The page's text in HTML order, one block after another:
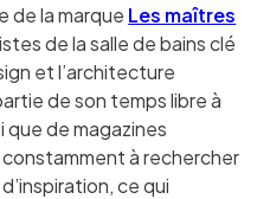
de la marque Les maîtres
de la salle de bains clé
et l’architecture
de son temps libre à
que de magazines
à rechercher
ce qui